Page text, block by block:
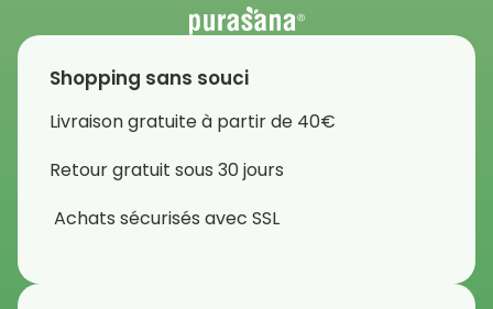
Shopping sans souci
Livraison gratuite à partir de 40€
Retour gratuit sous 30 jours
Achats sécurisés avec SSL